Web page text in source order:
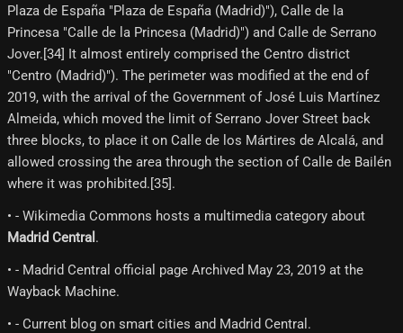
Plaza de España "Plaza de España (Madrid)"), Calle de la
Princesa "Calle de la Princesa (Madrid)") and Calle de Serrano
Jover.[34] It almost entirely comprised the Centro district
"Centro (Madrid)"). The perimeter was modified at the end of
2019, with the arrival of the Government of José Luis Martínez
Almeida, which moved the limit of Serrano Jover Street back
three blocks, to place it on Calle de los Mártires de Alcalá, and
allowed crossing the area through the section of Calle de Bailén
where it was prohibited.[35]​.
• - Wikimedia Commons hosts a multimedia category about
Madrid Central .
• - Madrid Central official page Archived May 23, 2019 at the
Wayback Machine.
• - Current blog on smart cities and Madrid Central.